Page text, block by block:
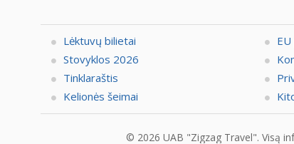
Lėktuvų bilietai
Stovyklos 2026
Tinklaraštis
Kelionės šeimai
© 2026 UAB "Zigzag Travel". Visą